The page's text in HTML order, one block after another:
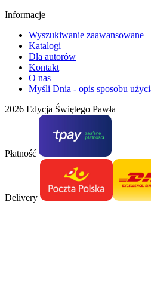
Informacje
Wyszukiwanie zaawansowane
Katalogi
Dla autorów
Kontakt
O nas
Myśli Dnia - opis sposobu
2026 Edycja Świętego Pawła
Płatność
Delivery